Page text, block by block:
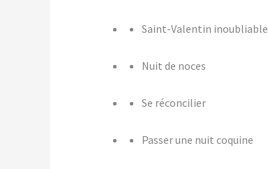
Saint-Valentin inoubliable
Nuit de noces
Se réconcilier
Passer une nuit coquine